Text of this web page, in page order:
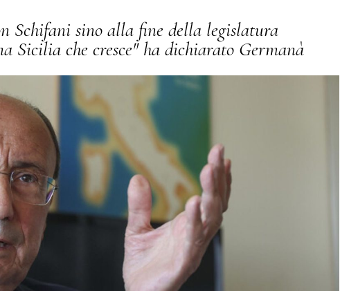
Schifani sino alla fine della legislatura
Sicilia che cresce" ha dichiarato Germanà